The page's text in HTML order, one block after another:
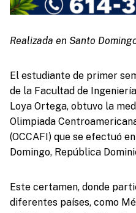
Realizada en Santo
El estudiante de primer
de la Facultad de
Loya Ortega, obtuvo la
Olimpiada
(OCCAFI) que se efectuó
Domingo, República
Este certamen, donde
diferentes países, como